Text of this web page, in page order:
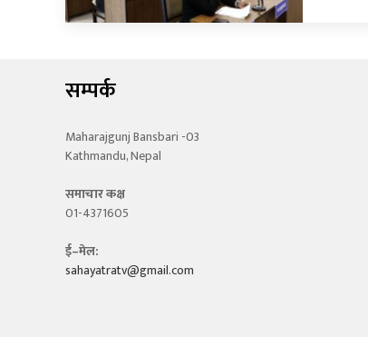
सम्पर्क
Maharajgunj Bansbari -03
Kathmandu, Nepal
समाचार कक्ष
01-4371605
ई–मेल:
sahayatratv@gmail.com